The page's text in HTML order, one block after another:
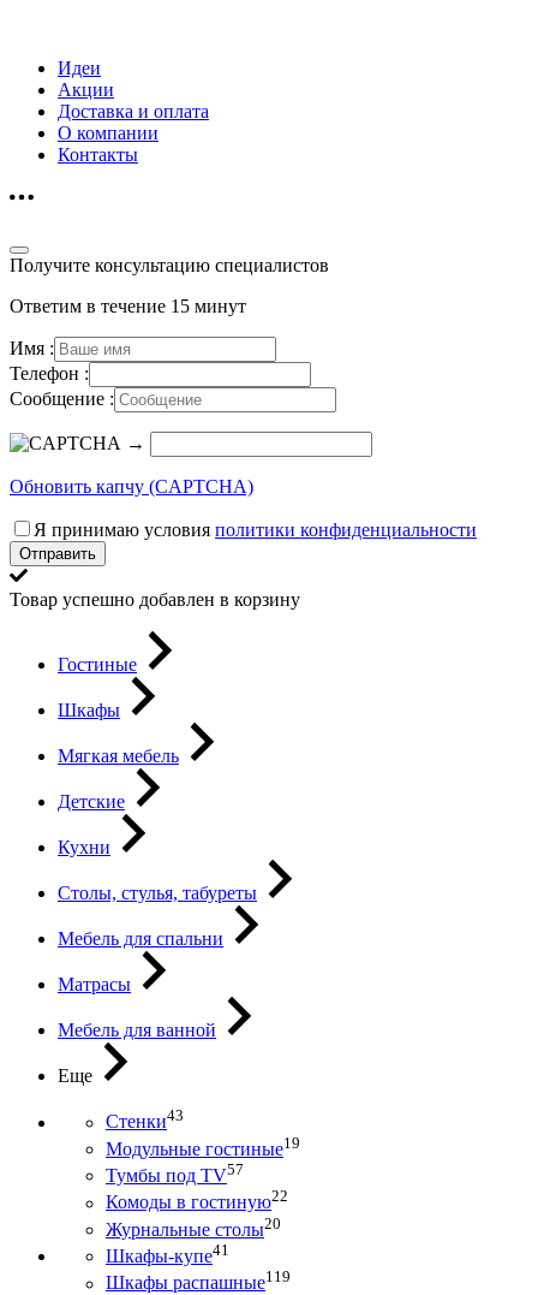
Идеи
Акции
Доставка и оплата
О компании
Контакты
Получите консультацию специалистов
Ответим в течение 15 минут
Имя :
Телефон :
Сообщение :
→
Обновить капчу (CAPTCHA)
Я принимаю условия политики конфиденциальности
Отправить
Товар успешно добавлен в корзину
Гостиные
Шкафы
Мягкая мебель
Детские
Кухни
Столы, стулья, табуреты
Мебель для спальни
Матрасы
Мебель для ванной
Еще
Стенки43
Модульные гостиные19
Тумбы под ТV57
Комоды в гостиную22
Журнальные столы20
Шкафы-купе41
Шкафы распашные119